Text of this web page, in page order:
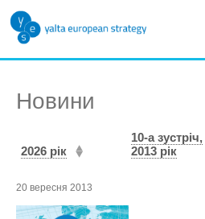
Новини
2026 рік
10-а зустріч,
2013 рік
20 вересня 2013